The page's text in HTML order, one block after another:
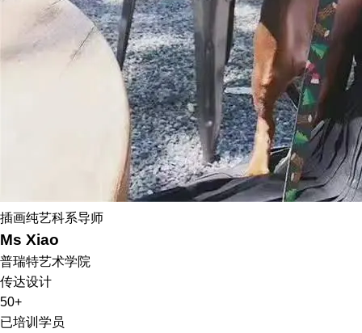
插画纯艺科系导师
Ms Xiao
普瑞特艺术学院
传达设计
50+
已培训学员